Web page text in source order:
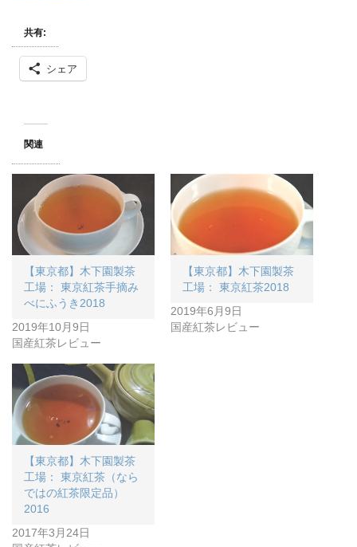
共有:
シェア
関連
【東京都】木下園製茶
工場： 東京紅茶手摘み
べにふうき2018
2019年10月9日
国産紅茶レビュー
【東京都】木下園製茶
工場： 東京紅茶2018
2019年6月9日
国産紅茶レビュー
【東京都】木下園製茶
工場： 東京紅茶（なら
ではの紅茶限定品）
2016
2017年3月24日